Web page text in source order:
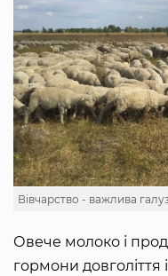
Вівчарство - важлива
Овече молоко і
гормони довголіття